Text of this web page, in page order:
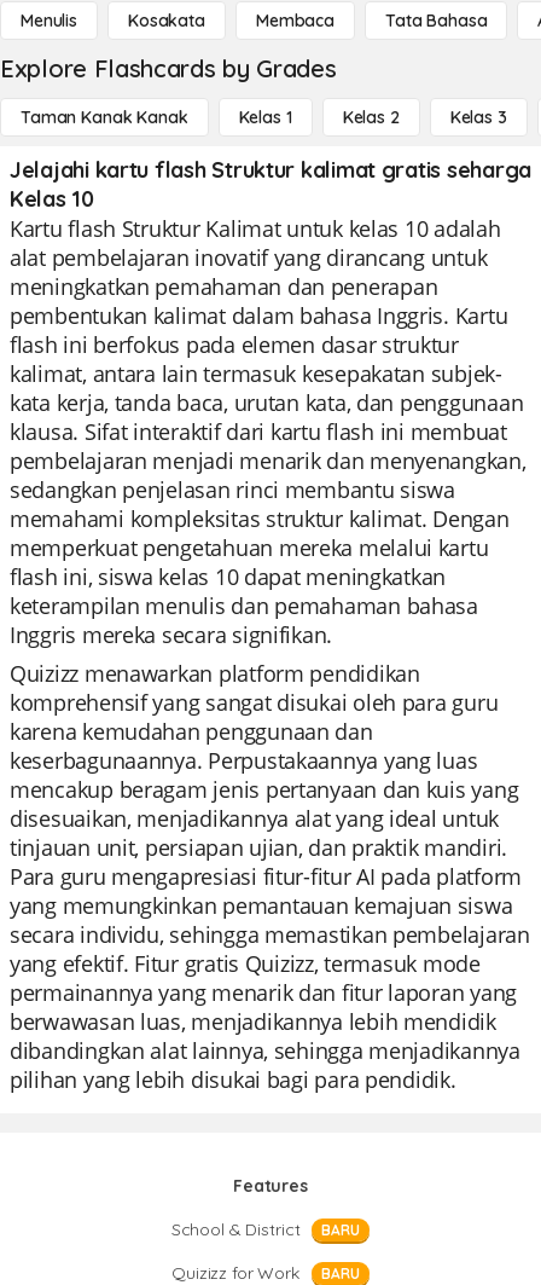
Menulis Kosakata Membaca Tata Bahasa
Explore Flashcards by Grades
Taman Kanak Kanak Kelas 1 Kelas 2 Kelas 3
Jelajahi kartu flash Struktur kalimat gratis seharga
Kelas 10
Kartu flash Struktur Kalimat untuk kelas 10 adalah
alat pembelajaran inovatif yang dirancang untuk
meningkatkan pemahaman dan penerapan
pembentukan kalimat dalam bahasa Inggris. Kartu
flash ini berfokus pada elemen dasar struktur
kalimat, antara lain termasuk kesepakatan subjek-
kata kerja, tanda baca, urutan kata, dan penggunaan
klausa. Sifat interaktif dari kartu flash ini membuat
pembelajaran menjadi menarik dan menyenangkan,
sedangkan penjelasan rinci membantu siswa
memahami kompleksitas struktur kalimat. Dengan
memperkuat pengetahuan mereka melalui kartu
flash ini, siswa kelas 10 dapat meningkatkan
keterampilan menulis dan pemahaman bahasa
Inggris mereka secara signifikan.
Quizizz menawarkan platform pendidikan
komprehensif yang sangat disukai oleh para guru
karena kemudahan penggunaan dan
keserbagunaannya. Perpustakaannya yang luas
mencakup beragam jenis pertanyaan dan kuis yang
disesuaikan, menjadikannya alat yang ideal untuk
tinjauan unit, persiapan ujian, dan praktik mandiri.
Para guru mengapresiasi fitur-fitur AI pada platform
yang memungkinkan pemantauan kemajuan siswa
secara individu, sehingga memastikan pembelajaran
yang efektif. Fitur gratis Quizizz, termasuk mode
permainannya yang menarik dan fitur laporan yang
berwawasan luas, menjadikannya lebih mendidik
dibandingkan alat lainnya, sehingga menjadikannya
pilihan yang lebih disukai bagi para pendidik.
Features
School & District
BARU
Quizizz for Work BARU